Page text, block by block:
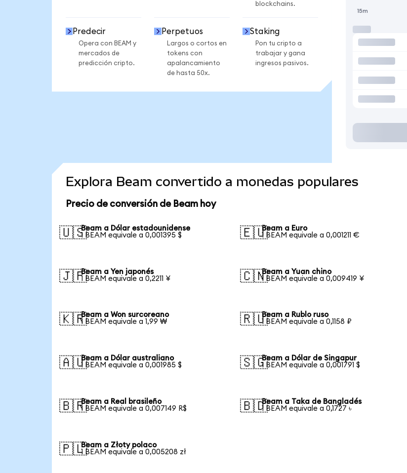
blockchains.
Predecir
Opera con BEAM y
mercados de
predicción cripto.
Perpetuos
Largos o cortos en
tokens con
apalancamiento
de hasta 50x.
Staking
Pon tu cripto a
trabajar y gana
ingresos pasivos.
15m
Explora Beam convertido a monedas populares
Precio de conversión de Beam hoy
🇺🇸Beam a Dólar estadounidense
1 BEAM equivale a 0,001395 $
🇪🇺Beam a Euro
1 BEAM equivale a 0,001211 €
🇯🇵Beam a Yen japonés
1 BEAM equivale a 0,2211 ¥
🇨🇳Beam a Yuan chino
1 BEAM equivale a 0,009419 ¥
🇰🇷Beam a Won surcoreano
1 BEAM equivale a 1,99 ₩
🇷🇺Beam a Rublo ruso
1 BEAM equivale a 0,1158 ₽
🇦🇺Beam a Dólar australiano
1 BEAM equivale a 0,001985 $
🇸🇬Beam a Dólar de Singapur
1 BEAM equivale a 0,001791 $
🇧🇷Beam a Real brasileño
1 BEAM equivale a 0,007149 R$
🇧🇩Beam a Taka de Bangladés
1 BEAM equivale a 0,1727 ৳
🇵🇱Beam a Złoty polaco
1 BEAM equivale a 0,005208 zł